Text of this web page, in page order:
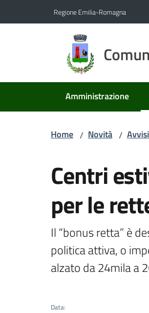
Regione Emilia-Romagna
Amministrazione
Home / Novità / Avvisi
Centri
per le
Il “bonus retta” è
politica attiva, o
alzato da 24mila a
Data: